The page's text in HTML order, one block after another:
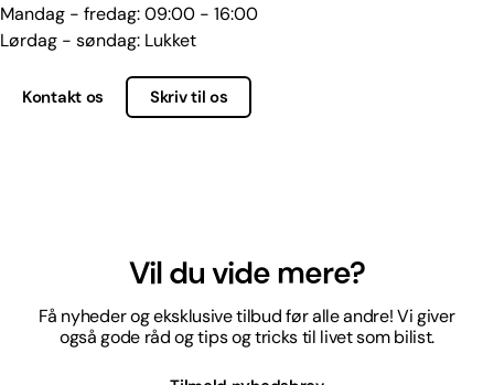
Mandag - fredag: 09:00 - 16:00
Lørdag - søndag: Lukket
Kontakt os Skriv til os
Vil du vide mere?
Få nyheder og eksklusive tilbud før alle andre! Vi giver
også gode råd og tips og tricks til livet som bilist.